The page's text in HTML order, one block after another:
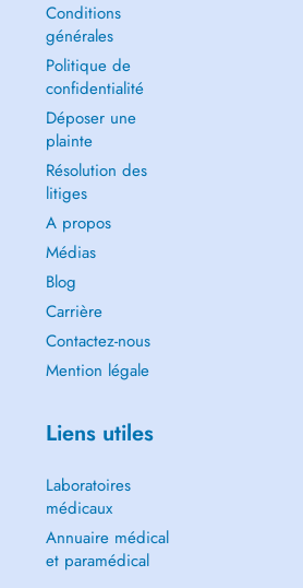
Conditions
générales
Politique de
confidentialité
Déposer une
plainte
Résolution des
litiges
A propos
Médias
Blog
Carrière
Contactez-nous
Mention légale
Liens utiles
Laboratoires
médicaux
Annuaire médical
et paramédical